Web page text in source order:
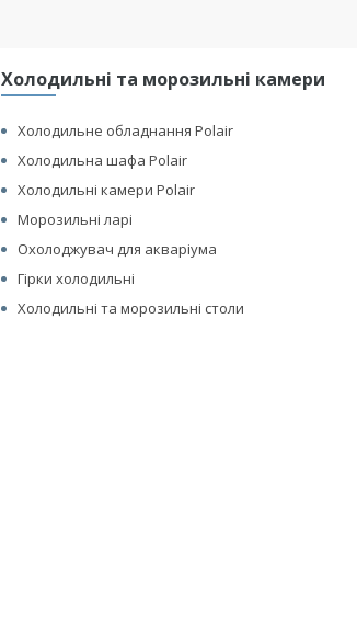
Холодильні та морозильні камери
Холодильне обладнання Polair
Холодильна шафа Polair
Холодильні камери Polair
Морозильні ларі
Охолоджувач для акваріума
Гірки холодильні
Холодильні та морозильні столи